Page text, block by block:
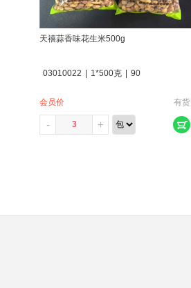
天禧蒜香味花生米500g
03010022 | 1*500克 | 90
会员价 有货
- +